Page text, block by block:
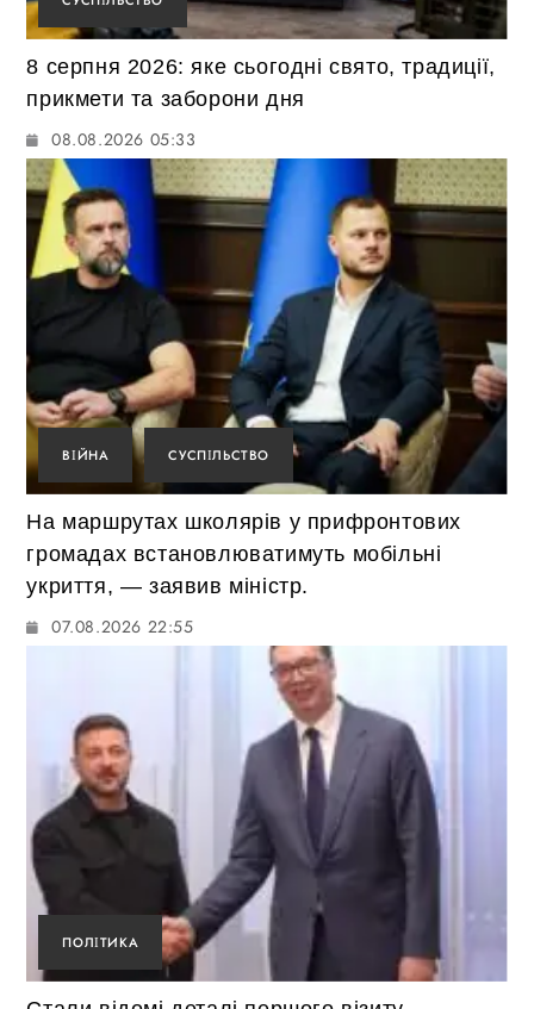
8 серпня 2026: яке сьогодні свято, традиції,
прикмети та заборони дня
08.08.2026 05:33
ВІЙНА СУСПІЛЬСТВО
На маршрутах школярів у прифронтових
громадах встановлюватимуть мобільні
укриття, — заявив міністр.
07.08.2026 22:55
ПОЛІТИКА